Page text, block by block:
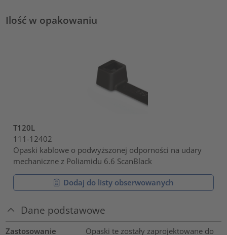
Ilość w opakowaniu
T120L
111-12402
Opaski kablowe o podwyższonej odporności na udary
mechaniczne z Poliamidu 6.6 ScanBlack
Dodaj do listy obserwowanych
Dane podstawowe
Zastosowanie
Opaski te zostały zaprojektowane do